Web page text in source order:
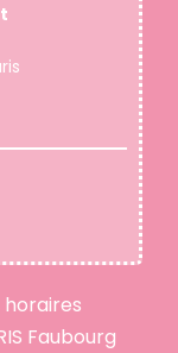
horaires
Faubourg